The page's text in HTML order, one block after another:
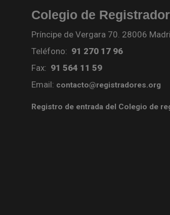
Colegio de
Príncipe de Vergara 70. 28006
Teléfono: 91 270 17 96
Fax: 91 564 11 59
Email: contacto@registradores.org
Registro de entrada del Colegio de